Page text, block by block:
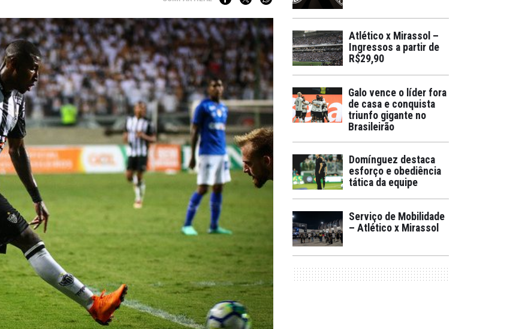
Atlético x Mirassol –
Ingressos a partir de
R$29,90
Galo vence o líder fora
de casa e conquista
triunfo gigante no
Brasileirão
Domínguez destaca
esforço e obediência
tática da equipe
Serviço de Mobilidade
– Atlético x Mirassol